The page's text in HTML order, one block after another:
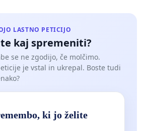
LASTNO PETICIJO
kaj spremeniti?
se ne zgodijo, če molčimo.
je vstal in ukrepal. Boste tudi
ki jo želite